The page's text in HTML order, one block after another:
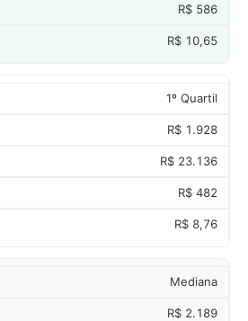
R$ 586
R$ 10,65
1º Quartil
R$ 1.928
R$ 23.136
R$ 482
R$ 8,76
Mediana
R$ 2.189